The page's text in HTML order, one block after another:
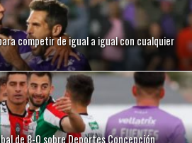
competir de igual a igual con cualquier
de 8-0 sobre Deportes Concepción